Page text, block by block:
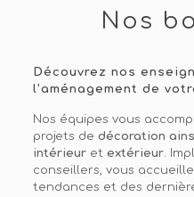
Nos
Découvrez nos
l’aménagement de
Nos équipes vous
projets de décoration
intérieuret extérieur.
conseillers, vous
tendances et des